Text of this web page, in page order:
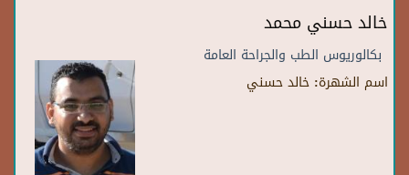
خالد حسني محمد
بكالوريوس الطب والجراحة العامة
اسم الشهرة: خالد حسني